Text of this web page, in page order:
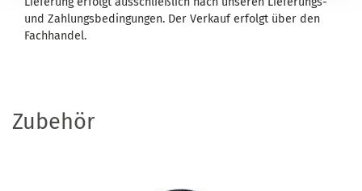
und Zahlungsbedingungen. Der Verkauf erfolgt über den
Fachhandel.
Zubehör